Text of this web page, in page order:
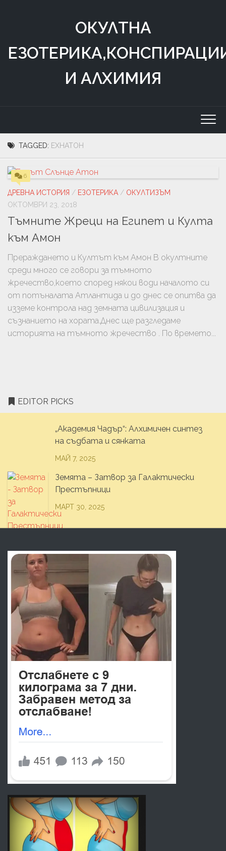
ОКУЛТНА
И АЛХИМИЯ
TAGGED: ЕХНАТОН
6
ДРЕВНА ИСТОРИЯ / ЕЗОТЕРИКА / ОКУЛТИЗЪМ
ОКТОМВРИ 23, 2018
Тъмните Жреци на Египет и Култа
към Амон
Прераждането и Култът към Амон В окултните
среди много се говори за тъмното
жречество,което според някои води началото си
от потъналата Атлантида и до днес се опитва да
изземе контрола над земната цивилизация и
съзнанието на хората.Днес ще разгледаме
историята на тъмното жречество . По времето...
EDITOR PICKS
„Академия Чадър“: Алхимичен синтез
на съдбата и сянката
МАЙ 7, 2025
Земята – Затвор за Галактически
Престъпници
МАРТ 30, 2025